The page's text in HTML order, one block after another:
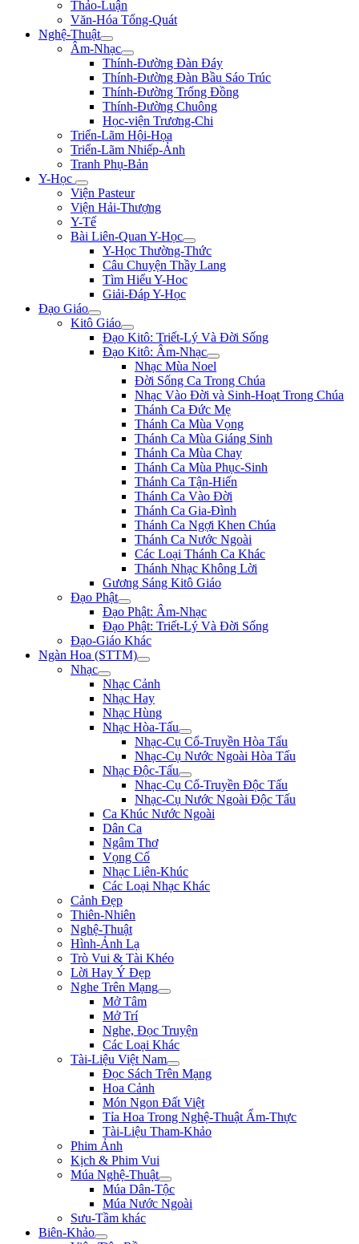
Thảo-Luận
Văn-Hóa Tổng-Quát
Nghệ-Thuật
Âm-Nhạc
Thính-Đường Đàn Đáy
Thính-Đường Đàn Bầu Sáo Trúc
Thính-Đường Trống Đồng
Thính-Đường Chuông
Học-viện Trương-Chi
Triển-Lãm Hội-Họa
Triển-Lãm Nhiếp-Ảnh
Tranh Phụ-Bản
Y-Học
Viện Pasteur
Viện Hải-Thượng
Y-Tế
Bài Liên-Quan Y-Học
Y-Học Thường-Thức
Câu Chuyện Thầy Lang
Tìm Hiểu Y-Hoc
Giải-Đáp Y-Học
Đạo Giáo
Kitô Giáo
Đạo Kitô: Triết-Lý Và Đời Sống
Đạo Kitô: Âm-Nhạc
Nhạc Mùa Noel
Đời Sống Ca Trong Chúa
Nhạc Vào Đời và Sinh-Hoạt Trong Chúa
Thánh Ca Đức Mẹ
Thánh Ca Mùa Vọng
Thánh Ca Mùa Giáng Sinh
Thánh Ca Mùa Chay
Thánh Ca Mùa Phục-Sinh
Thánh Ca Tận-Hiến
Thánh Ca Vào Đời
Thánh Ca Gia-Đình
Thánh Ca Ngợi Khen Chúa
Thánh Ca Nước Ngoài
Các Loại Thánh Ca Khác
Thánh Nhạc Không Lời
Gương Sáng Kitô Giáo
Đạo Phật
Đạo Phật: Âm-Nhạc
Đạo Phật: Triết-Lý Và Đời Sống
Đạo-Giáo Khác
Ngàn Hoa (STTM)
Nhạc
Nhạc Cảnh
Nhạc Hay
Nhạc Hùng
Nhạc Hòa-Tấu
Nhạc-Cụ Cổ-Truyền Hòa Tấu
Nhạc-Cụ Nước Ngoài Hòa Tấu
Nhạc Độc-Tấu
Nhạc-Cụ Cổ-Truyền Độc Tấu
Nhạc-Cụ Nước Ngoài Độc Tấu
Ca Khúc Nước Ngoài
Dân Ca
Ngâm Thơ
Vọng Cổ
Nhạc Liên-Khúc
Các Loại Nhạc Khác
Cảnh Đẹp
Thiên-Nhiên
Nghệ-Thuật
Hình-Ảnh Lạ
Trò Vui & Tài Khéo
Lời Hay Ý Đẹp
Nghe Trên Mạng
Mở Tâm
Mở Trí
Nghe, Đọc Truyện
Các Loại Khác
Tài-Liệu Việt Nam
Đọc Sách Trên Mạng
Hoa Cảnh
Món Ngon Đất Việt
Tỉa Hoa Trong Nghệ-Thuật Ẩm-Thực
Tài-Liệu Tham-Khảo
Phim Ảnh
Kịch & Phim Vui
Múa Nghệ-Thuật
Múa Dân-Tộc
Múa Nước Ngoài
Sưu-Tầm khác
Biên-Khảo